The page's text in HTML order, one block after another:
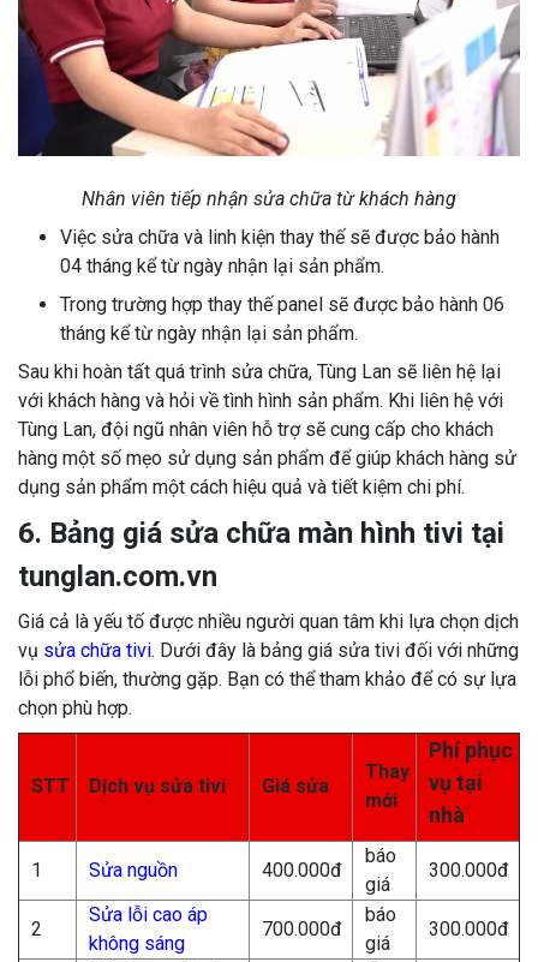
Nhân viên tiếp nhận sửa chữa từ khách hàng
Việc sửa chữa và linh kiện thay thế sẽ được bảo hành
04 tháng kể từ ngày nhận lại sản phẩm.
Trong trường hợp thay thế panel sẽ được bảo hành 06
tháng kể từ ngày nhận lại sản phẩm.
Sau khi hoàn tất quá trình sửa chữa, Tùng Lan sẽ liên hệ lại
với khách hàng và hỏi về tình hình sản phẩm. Khi liên hệ với
Tùng Lan, đội ngũ nhân viên hỗ trợ sẽ cung cấp cho khách
hàng một số mẹo sử dụng sản phẩm để giúp khách hàng sử
dụng sản phẩm một cách hiệu quả và tiết kiệm chi phí.
6. Bảng giá sửa chữa màn hình tivi tại
tunglan.com.vn
Giá cả là yếu tố được nhiều người quan tâm khi lựa chọn dịch
vụ sửa chữa tivi. Dưới đây là bảng giá sửa tivi đối với những
lỗi phổ biến, thường gặp. Bạn có thể tham khảo để có sự lựa
chọn phù hợp.
STT Dịch vụ sửa tivi Giá sửa
Thay
mới
Phí phục
vụ tại
nhà
1 Sửa nguồn 400.000đ
báo
giá
300.000đ
2
Sửa lỗi cao áp
không sáng
700.000đ
báo
giá
300.000đ